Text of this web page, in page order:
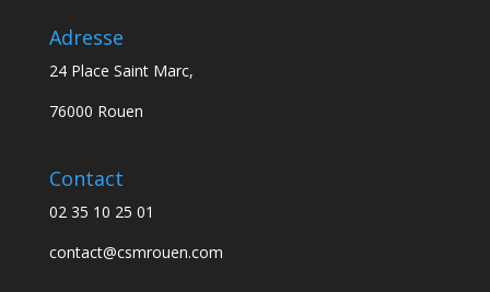
Adresse
24 Place Saint Marc,
76000 Rouen
Contact
02 35 10 25 01
contact@csmrouen.com